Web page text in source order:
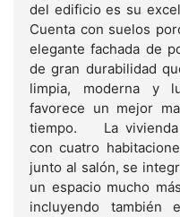
del edificio es su
Cuenta con suelos
elegante fachada de
de gran durabilidad
limpia, moderna y
favorece un mejor
tiempo. La vivienda
con cuatro
junto al salón, se
un espacio mucho
incluyendo también